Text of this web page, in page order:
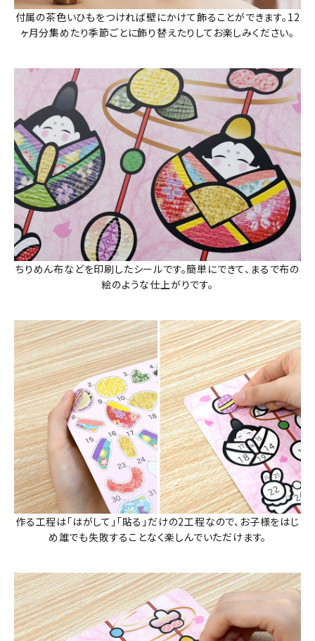
付属の茶色いひもをつければ壁にかけて飾ることができます。12
ヶ月分集めたり季節ごとに飾り替えたりしてお楽しみください。
ちりめん布などを印刷したシールです。簡単にできて、まるで布の
絵のような仕上がりです。
作る工程は「はがして」「貼る」だけの2工程なので、お子様をはじ
め誰でも失敗することなく楽しんでいただけます。